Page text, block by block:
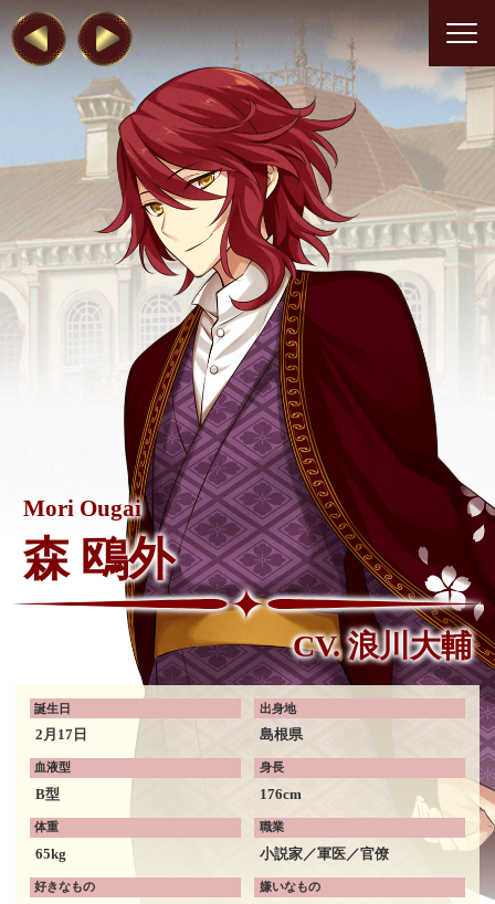
Mori Ougai
森 鴎外
CV. 浪川大輔
誕生日
2月17日
出身地
島根県
血液型
B型
身長
176cm
体重
65kg
職業
小説家／軍医／官僚
好きなもの 嫌いなもの